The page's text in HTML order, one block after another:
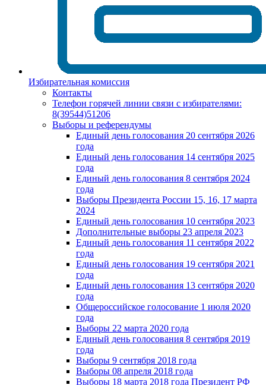
Избирательная комиссия
Контакты
Телефон горячей линии связи с избирателями:
8(39544)51206
Выборы и референдумы
Единый день голосования 20 сентября 2026
года
Единый день голосования 14 сентября 2025
года
Единый день голосования 8 сентября 2024
года
Выборы Президента России 15, 16, 17 марта
2024
Единый день голосования 10 сентября 2023
Дополнительные выборы 23 апреля 2023
Единый день голосования 11 сентября 2022
года
Единый день голосования 19 сентября 2021
года
Единый день голосования 13 сентября 2020
года
Общероссийское голосование 1 июля 2020
года
Выборы 22 марта 2020 года
Единый день голосования 8 сентября 2019
года
Выборы 9 сентября 2018 года
Выборы 08 апреля 2018 года
Выборы 18 марта 2018 года Президент РФ